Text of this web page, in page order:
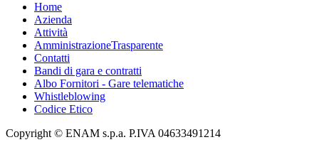
Home
Azienda
Attività
AmministrazioneTrasparente
Contatti
Bandi di gara e contratti
Albo Fornitori - Gare telematiche
Whistleblowing
Codice Etico
Copyright © ENAM s.p.a. P.IVA 04633491214